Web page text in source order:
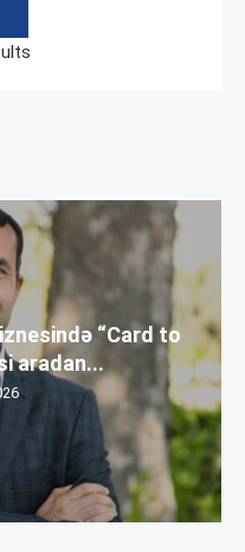
“Card to
aradan...